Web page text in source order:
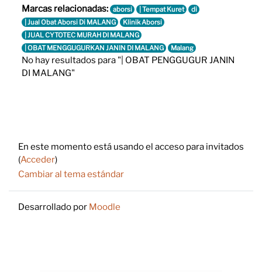
Marcas relacionadas: aborsi | Tempat Kuret
di
| Jual Obat Aborsi Di MALANG
Klinik Aborsi
| JUAL CYTOTEC MURAH DI MALANG
| OBAT MENGGUGURKAN JANIN DI MALANG
Malang
No hay resultados para "| OBAT PENGGUGUR JANIN
DI MALANG"
En este momento está usando el acceso para invitados
(Acceder)
Cambiar al tema estándar
Desarrollado por Moodle